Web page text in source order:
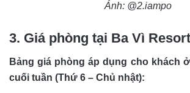
Ảnh: @2.iampo
3. Giá phòng tại Ba Vì Resort
Bảng giá phòng áp dụng cho khách
cuối tuần (Thứ 6 – Chủ nhật):